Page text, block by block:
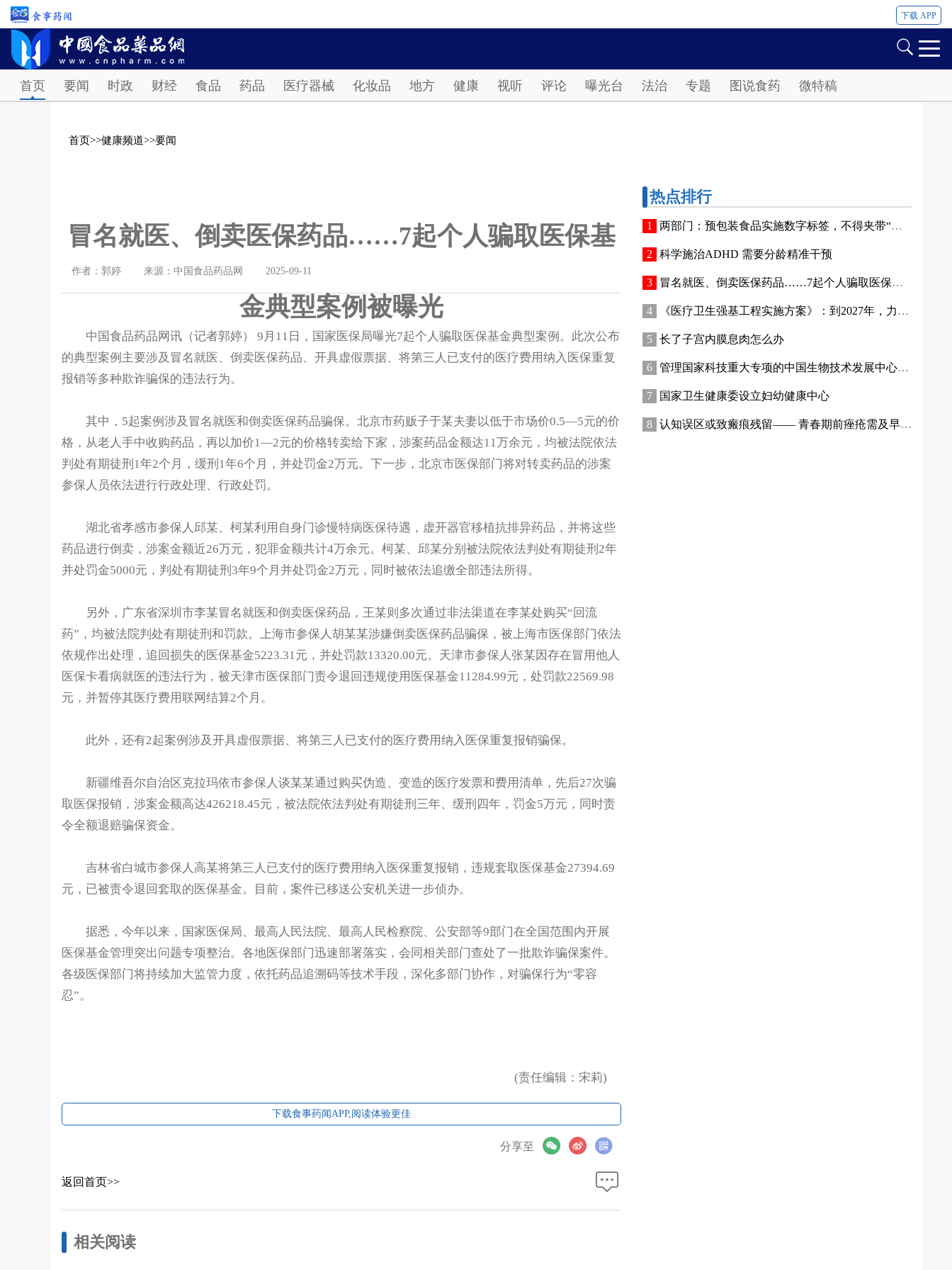
下载 APP
首页 要闻 时政 财经 食品 药品 医疗器械 化妆品 地方 健康 视听 评论 曝光台 法治 专题 图说食药 微特稿
首页>>健康频道>>要闻
冒名就医、倒卖医保药品……7起个人骗取医保基
金典型案例被曝光
作者：郭婷 来源：中国食品药品网 2025-09-11
中国食品药品网讯（记者郭婷） 9月11日，国家医保局曝光7起个人骗取医保基金典型案例。此次公布
的典型案例主要涉及冒名就医、倒卖医保药品、开具虚假票据、将第三人已支付的医疗费用纳入医保重复
报销等多种欺诈骗保的违法行为。
其中，5起案例涉及冒名就医和倒卖医保药品骗保。北京市药贩子于某夫妻以低于市场价0.5—5元的价
格，从老人手中收购药品，再以加价1—2元的价格转卖给下家，涉案药品金额达11万余元，均被法院依法
判处有期徒刑1年2个月，缓刑1年6个月，并处罚金2万元。下一步，北京市医保部门将对转卖药品的涉案
参保人员依法进行行政处理、行政处罚。
湖北省孝感市参保人邱某、柯某利用自身门诊慢特病医保待遇，虚开器官移植抗排异药品，并将这些
药品进行倒卖，涉案金额近26万元，犯罪金额共计4万余元。柯某、邱某分别被法院依法判处有期徒刑2年
并处罚金5000元，判处有期徒刑3年9个月并处罚金2万元，同时被依法追缴全部违法所得。
另外，广东省深圳市李某冒名就医和倒卖医保药品，王某则多次通过非法渠道在李某处购买“回流
药”，均被法院判处有期徒刑和罚款。上海市参保人胡某某涉嫌倒卖医保药品骗保，被上海市医保部门依法
依规作出处理，追回损失的医保基金5223.31元，并处罚款13320.00元。天津市参保人张某因存在冒用他人
医保卡看病就医的违法行为，被天津市医保部门责令退回违规使用医保基金11284.99元，处罚款22569.98
元，并暂停其医疗费用联网结算2个月。
此外，还有2起案例涉及开具虚假票据、将第三人已支付的医疗费用纳入医保重复报销骗保。
新疆维吾尔自治区克拉玛依市参保人谈某某通过购买伪造、变造的医疗发票和费用清单，先后27次骗
取医保报销，涉案金额高达426218.45元，被法院依法判处有期徒刑三年、缓刑四年，罚金5万元，同时责
令全额退赔骗保资金。
吉林省白城市参保人高某将第三人已支付的医疗费用纳入医保重复报销，违规套取医保基金27394.69
元，已被责令退回套取的医保基金。目前，案件已移送公安机关进一步侦办。
据悉，今年以来，国家医保局、最高人民法院、最高人民检察院、公安部等9部门在全国范围内开展
医保基金管理突出问题专项整治。各地医保部门迅速部署落实，会同相关部门查处了一批欺诈骗保案件。
各级医保部门将持续加大监管力度，依托药品追溯码等技术手段，深化多部门协作，对骗保行为“零容
忍”。
(责任编辑：宋莉)
下载食事药闻APP,阅读体验更佳
分享至
返回首页>>
相关阅读
热点排行
两部门：预包装食品实施数字标签，不得夹带“私货”
科学施治ADHD 需要分龄精准干预
冒名就医、倒卖医保药品……7起个人骗取医保基金典型案例被曝光
《医疗卫生强基工程实施方案》：到2027年，力争居民15分钟可达最近的医疗服务点
长了子宫内膜息肉怎么办
管理国家科技重大专项的中国生物技术发展中心划入国家卫生健康委
国家卫生健康委设立妇幼健康中心
认知误区或致瘢痕残留—— 青春期前痤疮需及早规范干预